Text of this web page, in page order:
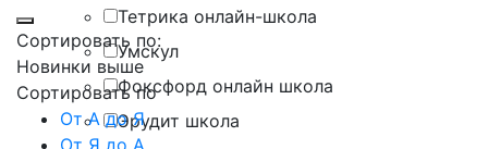
Тетрика онлайн-школа
Умскул
Фоксфорд онлайн школа
Эрудит школа
Сортировать по:
Новинки выше
Сортировать по
От А до Я
От Я до А